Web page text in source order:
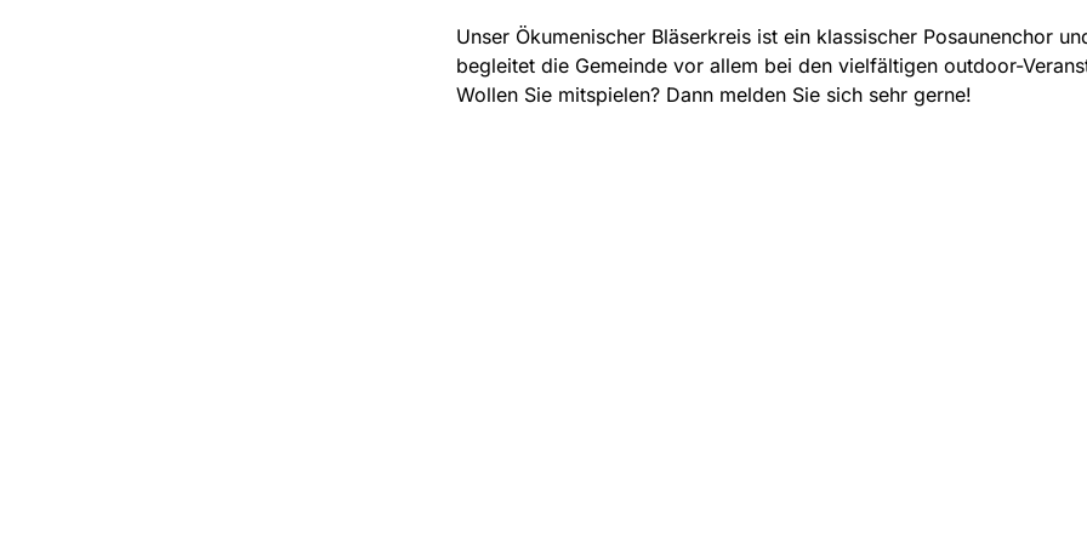
Unser Ökumenischer Bläserkreis ist ein klassischer Posaunenchor
begleitet die Gemeinde vor allem bei den vielfältigen outdoor-
Wollen Sie mitspielen? Dann melden Sie sich sehr gerne!